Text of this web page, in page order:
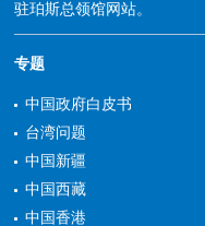
驻珀斯总领馆网站。
专题
中国政府白皮书
台湾问题
中国新疆
中国西藏
中国香港